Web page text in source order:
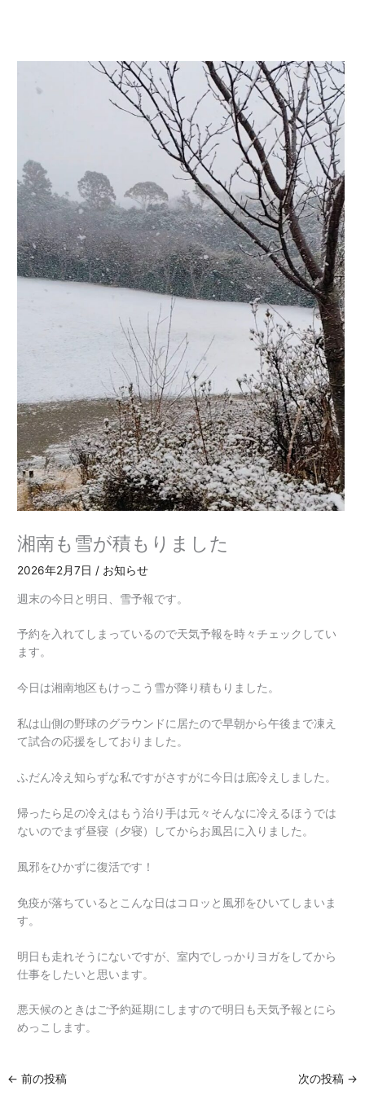
湘南も雪が積もりました
2026年2月7日 / お知らせ
週末の今日と明日、雪予報です。
予約を入れてしまっているので天気予報を時々チェックしてい
ます。
今日は湘南地区もけっこう雪が降り積もりました。
私は山側の野球のグラウンドに居たので早朝から午後まで凍え
て試合の応援をしておりました。
ふだん冷え知らずな私ですがさすがに今日は底冷えしました。
帰ったら足の冷えはもう治り手は元々そんなに冷えるほうでは
ないのでまず昼寝（夕寝）してからお風呂に入りました。
風邪をひかずに復活です！
免疫が落ちているとこんな日はコロッと風邪をひいてしまいま
す。
明日も走れそうにないですが、室内でしっかりヨガをしてから
仕事をしたいと思います。
悪天候のときはご予約延期にしますので明日も天気予報とにら
めっこします。
← 前の投稿 次の投稿 →